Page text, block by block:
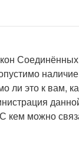
это к вам,
можно